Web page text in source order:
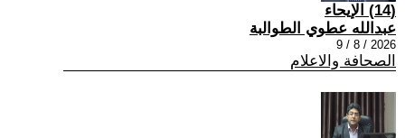
(14) الإيحاء
عبدالله عطوي الطوالبة
2026 / 8 / 9
الصحافة والاعلام